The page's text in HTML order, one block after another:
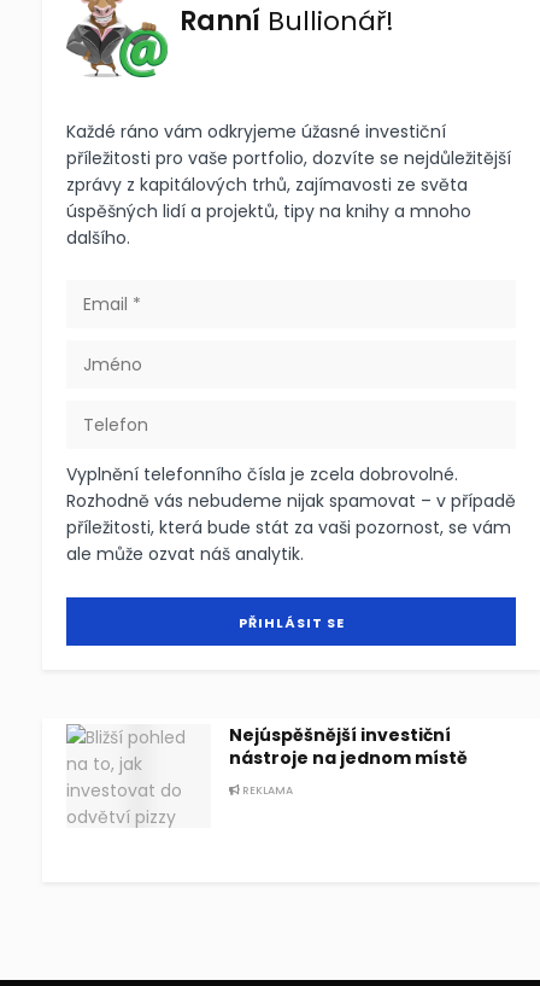
Ranní Bullionář!
Každé ráno vám odkryjeme úžasné investiční
příležitosti pro vaše portfolio, dozvíte se nejdůležitější
zprávy z kapitálových trhů, zajímavosti ze světa
úspěšných lidí a projektů, tipy na knihy a mnoho
dalšího.
Vyplnění telefonního čísla je zcela dobrovolné.
Rozhodně vás nebudeme nijak spamovat – v případě
příležitosti, která bude stát za vaši pozornost, se vám
ale může ozvat náš analytik.
Nejúspěšnější investiční
nástroje na jednom místě
REKLAMA